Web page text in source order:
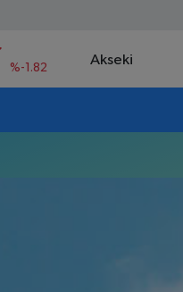
%-1.82
Akseki